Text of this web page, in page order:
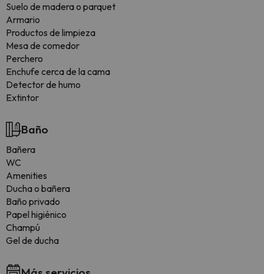
Suelo de madera o parquet
Armario
Productos de limpieza
Mesa de comedor
Perchero
Enchufe cerca de la cama
Detector de humo
Extintor
Baño
Bañera
WC
Amenities
Ducha o bañera
Baño privado
Papel higiénico
Champú
Gel de ducha